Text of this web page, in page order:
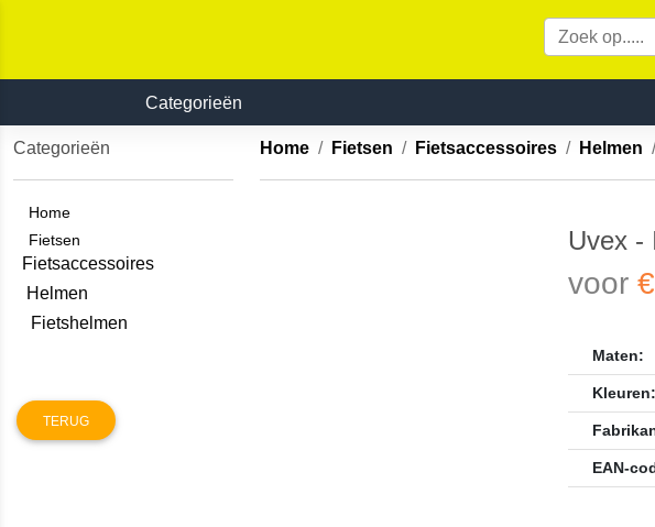
Categorieën
Categorieën
Home
Fietsen
Fietsaccessoires
Helmen
Fietshelmen
TERUG
Home Fietsen Fietsaccessoires Helmen
Uvex -
voor
Maten:
Kleuren:
EAN-